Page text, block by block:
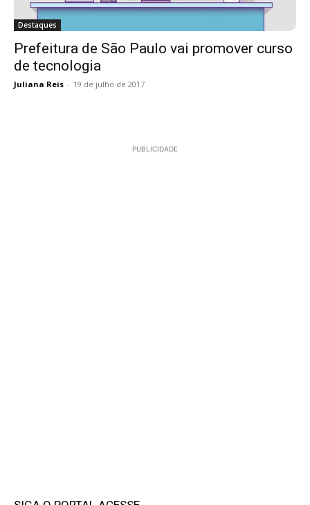
Destaques
Prefeitura de São Paulo vai promover curso
de tecnologia
Juliana Reis - 19 de julho de 2017
PUBLICIDADE